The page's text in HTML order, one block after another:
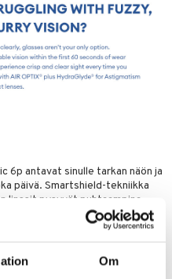
Om
6p antavat sinulle tarkan näön ja
päivä. Smartshield-tekniikka
linssit pysyvät puhtaampina
auttaa pitämään linssipinnan
sinulle käyttömukavuuden
tunnetta